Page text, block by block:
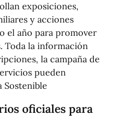
exposiciones,
y acciones
el año para promover
Toda la información
la campaña de
pueden
Sostenible
oficiales para